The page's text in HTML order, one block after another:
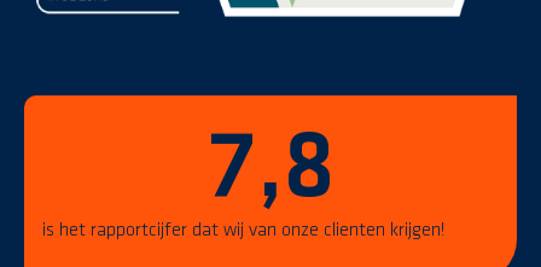
7,8
is het rapportcijfer dat wij van onze clienten krijgen!